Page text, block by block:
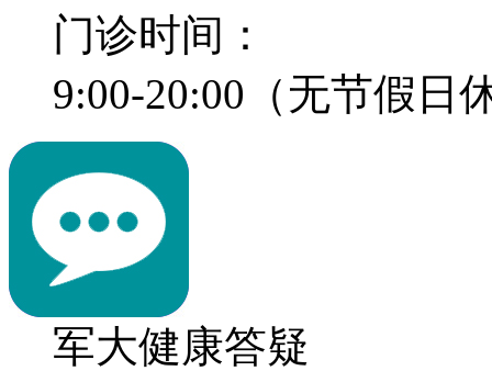
门诊时间：
9:00-20:00（无节假日
军大健康答疑